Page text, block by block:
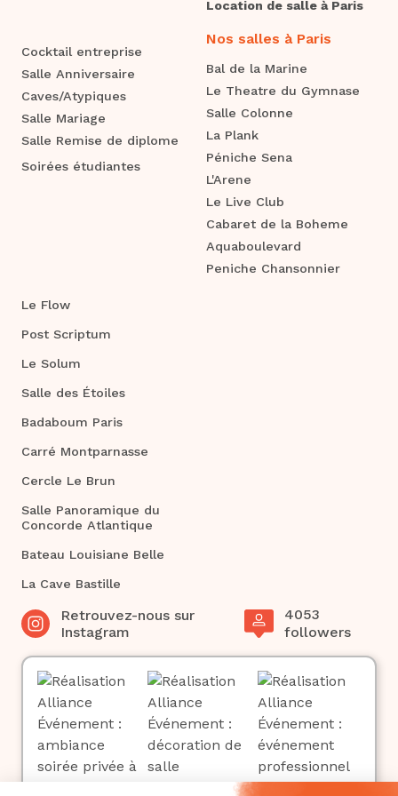
Location de salle à Paris
Cocktail entreprise
Salle Anniversaire
Caves/Atypiques
Salle Mariage
Salle Remise de diplome
Soirées étudiantes
Nos salles à Paris
Bal de la Marine
Le Theatre du Gymnase
Salle Colonne
La Plank
Péniche Sena
L'Arene
Le Live Club
Cabaret de la Boheme
Aquaboulevard
Peniche Chansonnier
Le Flow
Post Scriptum
Le Solum
Salle des Étoiles
Badaboum Paris
Carré Montparnasse
Cercle Le Brun
Salle Panoramique du
Concorde Atlantique
Bateau Louisiane Belle
La Cave Bastille
Retrouvez-nous sur
Instagram
4053
followers